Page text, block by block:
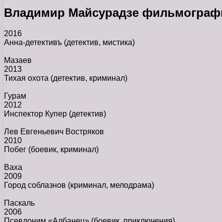
Владимир Майсурадзе
2016
Анна-детективъ (детектив, мистика)
Мазаев
2013
Тихая охота (детектив, криминал)
Гурам
2012
Инспектор Купер (детектив)
Лев Евгеньевич Востряков
2010
Побег (боевик, криминал)
Ваха
2009
Город соблазнов (криминал, мелодрама)
Паскаль
2006